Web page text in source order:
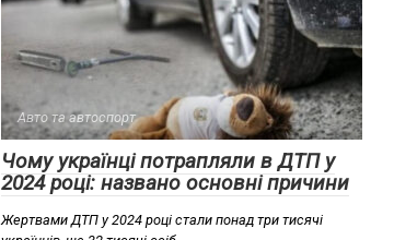
Авто та автоспорт
Чому українці потрапляли в ДТП у
2024 році: названо основні причини
Жертвами ДТП у 2024 році стали понад три тисячі